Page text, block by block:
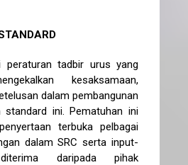
peraturan tadbir urus yang
kesaksamaan,
dalam pembangunan
standard ini. Pematuhan ini
terbuka pelbagai
dalam SRC serta input-
daripada pihak